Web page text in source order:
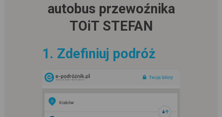
autobus przewoźnika
TOiT STEFAN
1. Zdefiniuj podróż